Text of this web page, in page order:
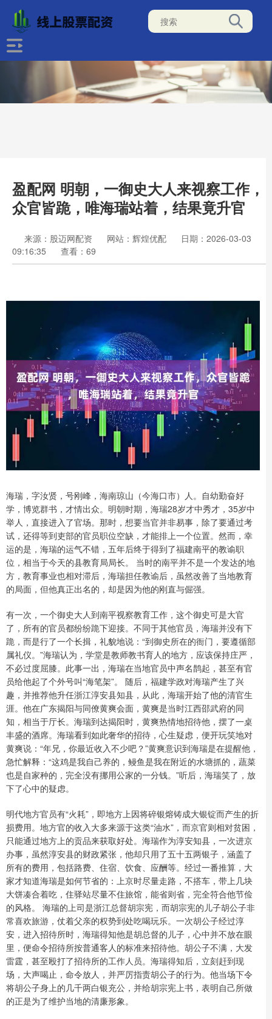
盈配网 明朝，一御史大人来视察工作，
众官皆跪，唯海瑞站着，结果竟升官
来源：股迈网配资 网站：辉煌优配
日期：2026-03-03
09:16:35
查看：69
海瑞，字汝贤，号刚峰，海南琼山（今海口市）人。自幼勤奋好
学，博览群书，才情出众。明朝时期，海瑞28岁才中秀才，35岁中
举人，直接进入了官场。那时，想要当官并非易事，除了要通过考
试，还得等到吏部的官员职位空缺，才能排上一个位置。然而，幸
运的是，海瑞的运气不错，五年后终于得到了福建南平的教谕职
位，相当于今天的县教育局局长。 当时的南平并不是一个发达的地
方，教育事业也相对滞后，海瑞担任教谕后，虽然改善了当地教育
的局面，但他真正出名的，却是因为他的刚直与倔强。
有一次，一个御史大人到南平视察教育工作，这个御史可是大官
了，所有的官员都纷纷跪下迎接。不同于其他官员，海瑞并没有下
跪，而是行了一个长揖，礼貌地说：“到御史所在的衙门，要遵循部
属礼仪。”海瑞认为，学堂是教师教书育人的地方，应该保持庄严，
不必过度屈膝。此事一出，海瑞在当地官员中声名鹊起，甚至有官
员给他起了个外号叫“海笔架”。 随后，福建学政对海瑞产生了兴
趣，并推荐他升任浙江淳安县知县，从此，海瑞开始了他的清官生
涯。他在广东揭阳与同僚黄爽会面，黄爽是当时江西邵武府的同
知，相当于厅长。海瑞到达揭阳时，黄爽热情地招待他，摆了一桌
丰盛的酒席。海瑞看到如此奢华的招待，心生疑虑，便开玩笑地对
黄爽说：“年兄，你最近收入不少吧？”黄爽意识到海瑞是在提醒他，
急忙解释：“这鸡是我自己养的，鳗鱼是我在附近的水塘抓的，蔬菜
也是自家种的，完全没有挪用公家的一分钱。”听后，海瑞笑了，放
下了心中的疑虑。
明代地方官员有“火耗”，即地方上因将碎银熔铸成大银锭而产生的折
损费用。地方官的收入大多来源于这类“油水”，而京官则相对贫困，
只能通过地方上的贡品来获取好处。海瑞作为淳安知县，一次进京
办事，虽然淳安县的财政紧张，他却只用了五十五两银子，涵盖了
所有的费用，包括路费、住宿、饮食、应酬等。经过一番推算，大
家才知道海瑞是如何节省的：上京时尽量走路，不搭车，带上几块
大饼凑合着吃，住驿站尽量不住旅馆，能省则省，完全符合他节俭
的风格。 海瑞的上司是浙江总督胡宗宪，而胡宗宪的儿子胡公子非
常喜欢旅游，仗着父亲的权势到处吃喝玩乐。一次胡公子经过淳
安，进入招待所时，海瑞得知他是胡总督的儿子，心中并不放在眼
里，便命令招待所按普通客人的标准来招待他。胡公子不满，大发
雷霆，甚至殴打了招待所的工作人员。海瑞得知后，立刻赶到现
场，大声喝止，命令放人，并严厉指责胡公子的行为。他当场下令
将胡公子身上的几千两白银充公，并给胡宗宪上书，表明自己所做
的正是为了维护当地的清廉形象。